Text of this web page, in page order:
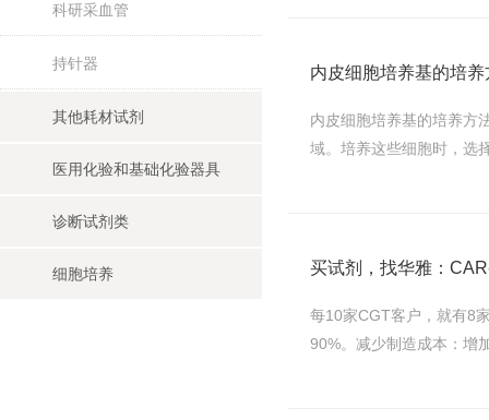
科研采血管
持针器
其他耗材试剂
医用化验和基础化验器具
诊断试剂类
细胞培养
内皮细胞培养基的培养
内皮细胞培养基的培养方
域。培养这些细胞时，选
买试剂，找华雅：
每10家CGT客户，就有8
90%。减少制造成本：增